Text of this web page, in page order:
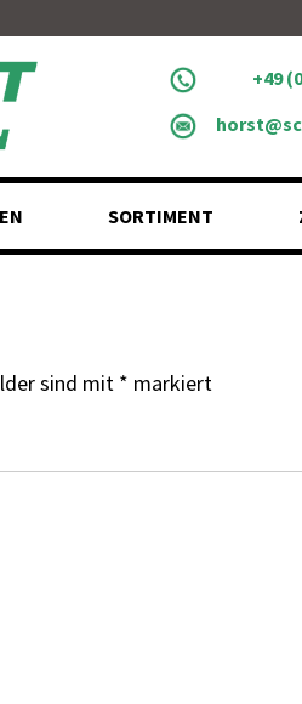
+49
SORTIMENT
sind mit * markiert